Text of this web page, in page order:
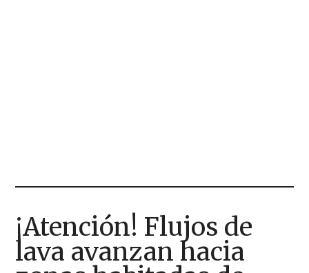
¡Atención! Flujos de
lava avanzan hacia